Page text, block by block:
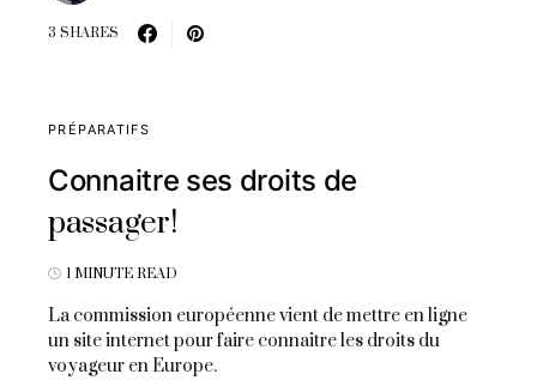
3 SHARES
PRÉPARATIFS
Connaitre ses droits de
passager!
1 MINUTE READ
La commission européenne vient de mettre en ligne
un site internet pour faire connaitre les droits du
voyageur en Europe.